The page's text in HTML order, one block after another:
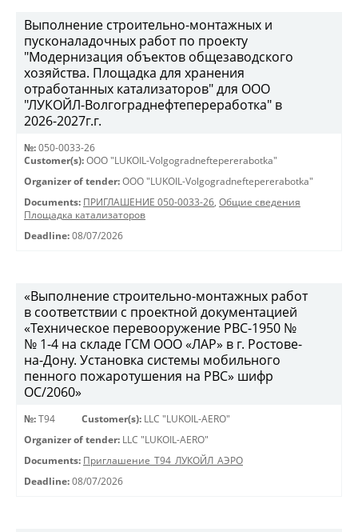
Выполнение строительно-монтажных и
пусконаладочных работ по проекту
"Модернизация объектов общезаводского
хозяйства. Площадка для хранения
отработанных катализаторов" для ООО
"ЛУКОЙЛ-Волгограднефтепереработка" в
2026-2027г.г.
№: 050-0033-26
Customer(s): OOO "LUKOIL-Volgogradneftepererabotka"
Organizer of tender: OOO "LUKOIL-Volgogradneftepererabotka"
Documents: ПРИГЛАШЕНИЕ 050-0033-26, Общие сведения
Площадка катализаторов
Deadline: 08/07/2026
«Выполнение строительно-монтажных работ
в соответствии с проектной документацией
«Техническое перевооружение РВС-1950 №
№ 1-4 на складе ГСМ ООО «ЛАР» в г. Ростове-
на-Дону. Установка системы мобильного
пенного пожаротушения на РВС» шифр
ОС/2060»
№: Т94 Customer(s): LLC "LUKOIL-AERO"
Organizer of tender: LLC "LUKOIL-AERO"
Documents: Приглашение_Т94_ЛУКОЙЛ_АЭРО
Deadline: 08/07/2026